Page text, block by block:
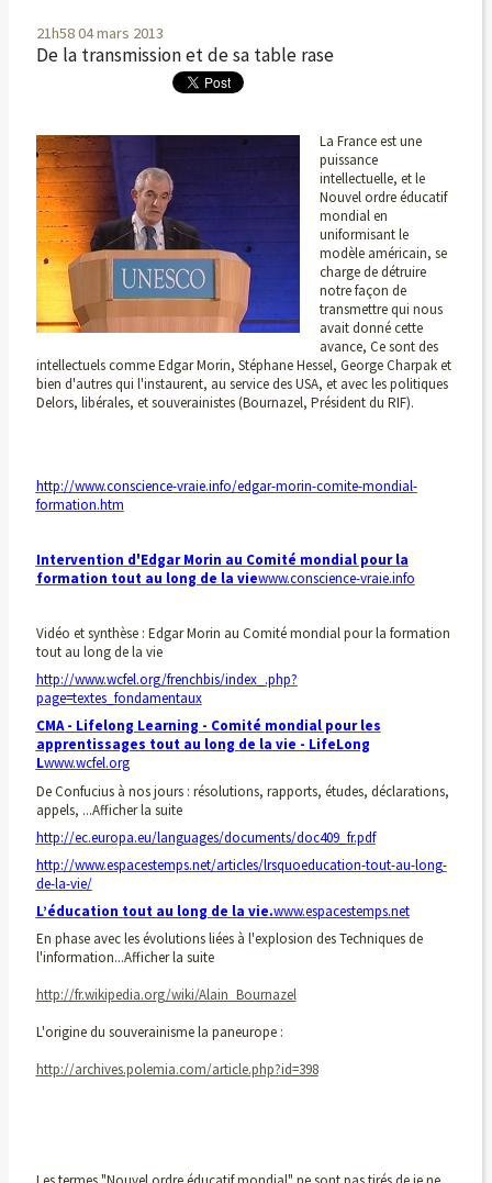
21h5804mars 2013
De la transmission et de sa table rase
La France est une
puissance
intellectuelle, et le
Nouvel ordre éducatif
mondial en
uniformisant le
modèle américain, se
charge de détruire
notre façon de
transmettre qui nous
avait donné cette
avance, Ce sont des
intellectuels comme Edgar Morin, Stéphane Hessel, George Charpak et
bien d'autres qui l'instaurent, au service des USA, et avec les politiques
Delors, libérales, et souverainistes (Bournazel, Président du RIF).
http://www.conscience-vraie.info/edgar-morin-comite-mondial-
formation.htm
Intervention d'Edgar Morin au Comité mondial pour la
formation tout au long de la viewww.conscience-vraie.info
Vidéo et synthèse : Edgar Morin au Comité mondial pour la formation
tout au long de la vie
http://www.wcfel.org/frenchbis/index_.php?
page=textes_fondamentaux
CMA - Lifelong Learning - Comité mondial pour les
apprentissages tout au long de la vie - LifeLong
Lwww.wcfel.org
De Confucius à nos jours : résolutions, rapports, études, déclarations,
appels, ...Afficher la suite
http://ec.europa.eu/languages/documents/doc409_fr.pdf
http://www.espacestemps.net/articles/lrsquoeducation-tout-au-long-
de-la-vie/
L’éducation tout au long de la vie.www.espacestemps.net
En phase avec les évolutions liées à l'explosion des Techniques de
l'information...Afficher la suite
http://fr.wikipedia.org/wiki/Alain_Bournazel
L'origine du souverainisme la paneurope :
http://archives.polemia.com/article.php?id=398